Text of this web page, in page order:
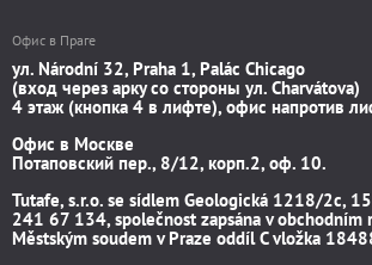
Офис в Праге
ул. Národní 32, Praha 1, Palác Chicago
(вход через арку со стороны ул. Charvátova)
4 этаж (кнопка 4 в лифте), офис напротив
Офис в Москве
Потаповский пер., 8/12, корп.2, оф. 10.
Tutafe, s.r.o. se sídlem Geologická 1218/2c,
241 67 134, společnost zapsána v obchodním
Městským soudem v Praze oddíl C vložka